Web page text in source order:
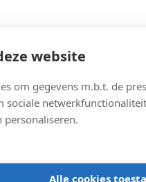
website
om gegevens m.b.t. de
sociale
personaliseren.
Alle cookies